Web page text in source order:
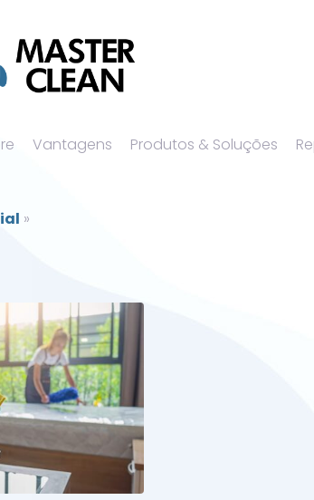
Vantagens Produtos & Soluções
»